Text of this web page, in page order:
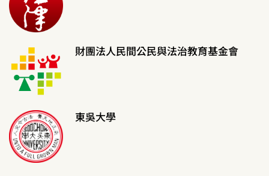
財團法人民間公民與法治教育基金會
東吳大學